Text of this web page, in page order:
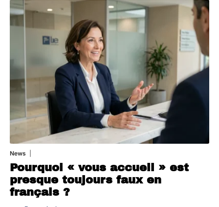
News
Pourquoi « vous accueil » est
presque toujours faux en
français ?